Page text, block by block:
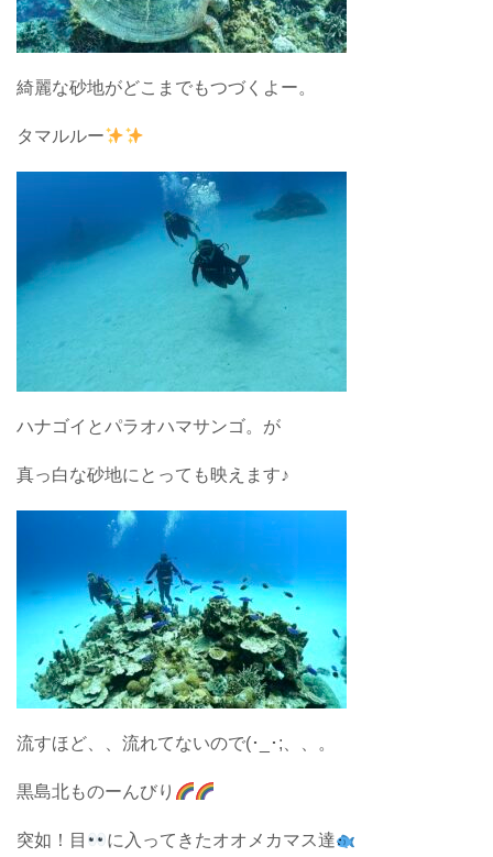
綺麗な砂地がどこまでもつづくよー。
タマルルー
ハナゴイとパラオハマサンゴ。が
真っ白な砂地にとっても映えます♪
流すほど、、流れてないので(･_･;、、。
黒島北ものーんびり
突如！目 に入ってきたオオメカマス達